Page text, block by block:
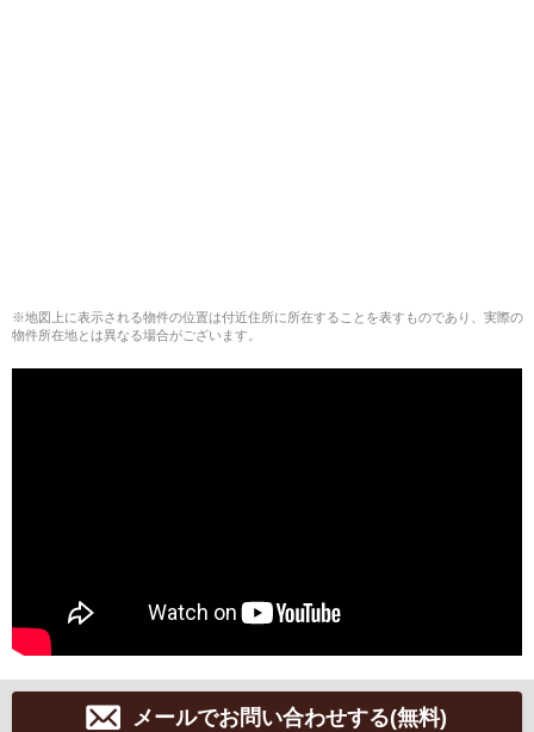
※地図上に表示される物件の位置は付近住所に所在することを表すものであり、実際の
物件所在地とは異なる場合がございます。
メールでお問い合わせする(無料)